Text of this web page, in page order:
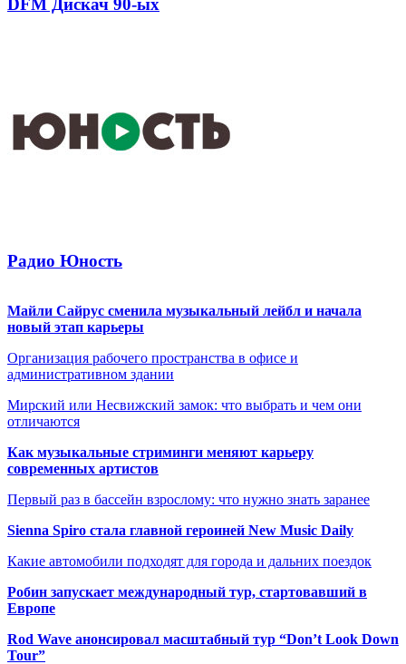
DFM Дискач 90-ых
Радио Юность
Майли Сайрус сменила музыкальный лейбл и начала
новый этап карьеры
Организация рабочего пространства в офисе и
административном здании
Мирский или Несвижский замок: что выбрать и чем они
отличаются
Как музыкальные стриминги меняют карьеру
современных артистов
Первый раз в бассейн взрослому: что нужно знать заранее
Sienna Spiro стала главной героиней New Music Daily
Какие автомобили подходят для города и дальних поездок
Робин запускает международный тур, стартовавший в
Европе
Rod Wave анонсировал масштабный тур “Don’t Look Down
Tour”